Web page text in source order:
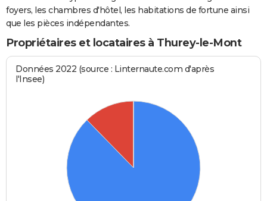
foyers, les chambres d'hôtel, les habitations de fortune ainsi
que les pièces indépendantes.
Propriétaires et locataires à Thurey-le-Mont
Données 2022 (source : Linternaute.com d'après
l'Insee)